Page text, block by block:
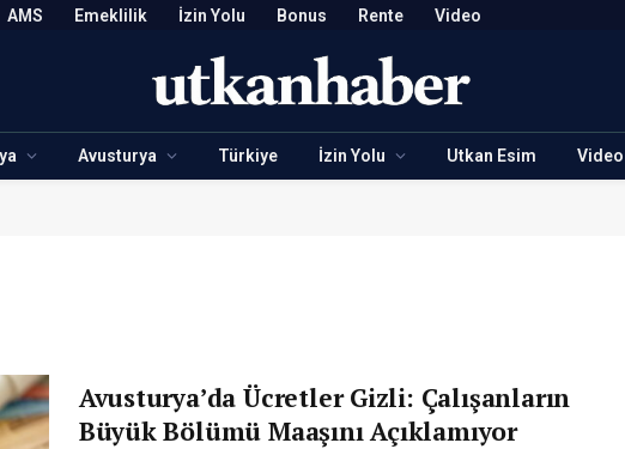
AMS Emeklilik İzin Yolu Bonus Rente Video
Avusturya Türkiye İzin Yolu Utkan Esim Video
Avusturya’da Ücretler Gizli: Çalışanların
Büyük Bölümü Maaşını Açıklamıyor